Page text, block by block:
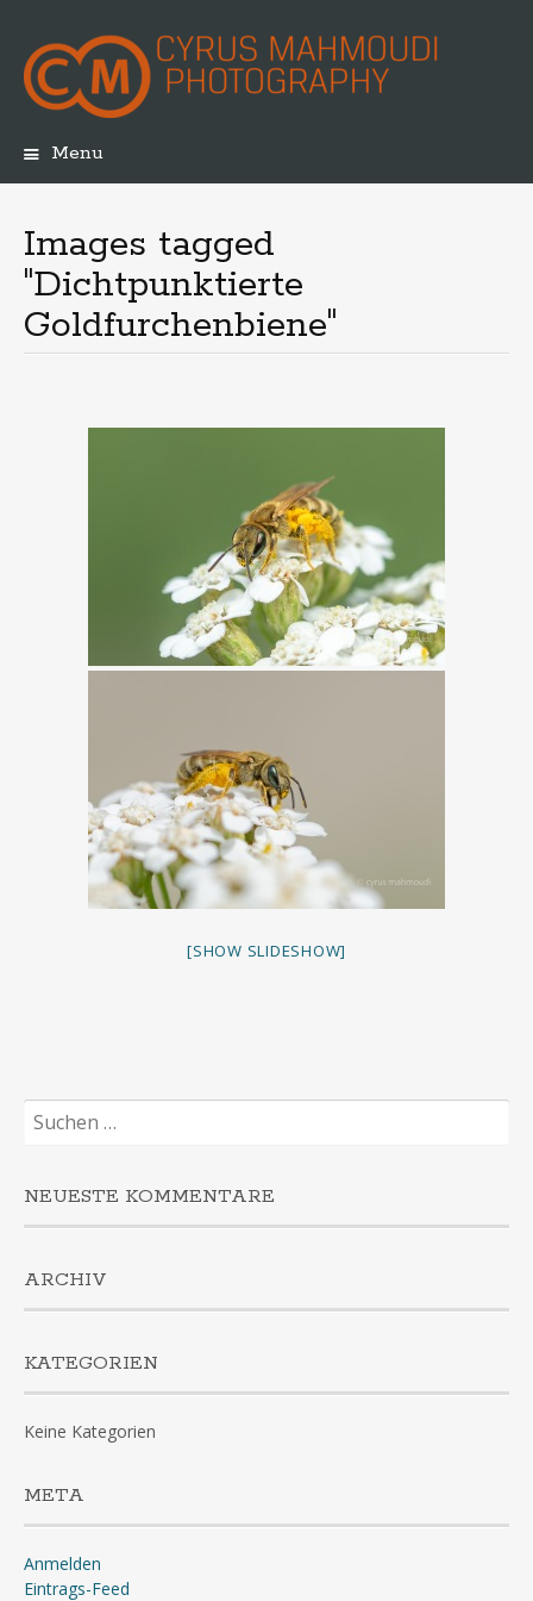
Menu
Images tagged
"Dichtpunktierte
Goldfurchenbiene"
[SHOW SLIDESHOW]
Suchen
nach:
NEUESTE KOMMENTARE
ARCHIV
KATEGORIEN
Keine Kategorien
META
Anmelden
Eintrags-Feed